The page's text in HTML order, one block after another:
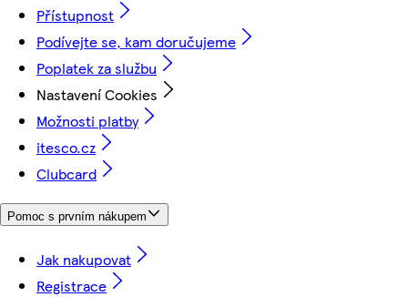
Přístupnost
Podívejte se, kam doručujeme
Poplatek za službu
Nastavení Cookies
Možnosti platby
itesco.cz
Clubcard
Pomoc s prvním nákupem
Jak nakupovat
Registrace